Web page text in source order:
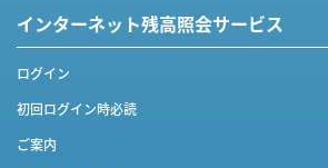
インターネット残高照会サービス
ログイン
初回ログイン時必読
ご案内